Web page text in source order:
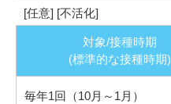
[任意] [不活化]
対象/接種時期
(標準的な接種時期)
毎年1回（10月～1月）